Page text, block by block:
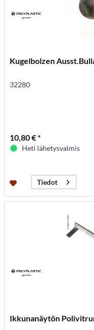
Kugelbolzen
32280
10,80 € *
Heti lähetysvalmis
Tiedot
Ikkunanäytön